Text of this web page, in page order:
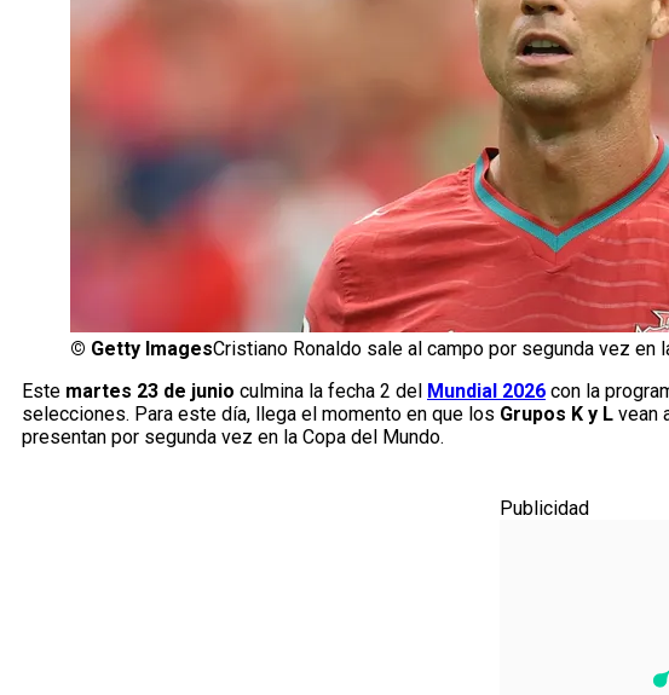
© Getty ImagesCristiano Ronaldo sale al campo por segunda vez en
Este martes 23 de junio culmina la fecha 2 del Mundial 2026 con la
selecciones. Para este día, llega el momento en que los Grupos K y L vean
presentan por segunda vez en la Copa del Mundo.
Publicidad